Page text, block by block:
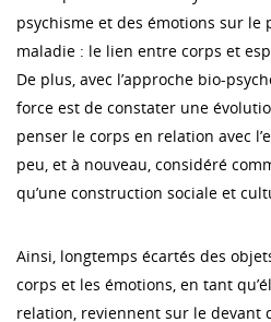
psychisme et des émotions sur le
maladie : le lien entre corps et
De plus, avec l’approche bio-
force est de constater une
penser le corps en relation avec
peu, et à nouveau, considéré
qu’une construction sociale et
Ainsi, longtemps écartés des
corps et les émotions, en tant
relation, reviennent sur le devant